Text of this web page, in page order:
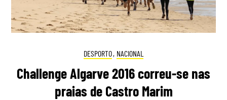
DESPORTO, NACIONAL
Challenge Algarve 2016 correu-se nas
praias de Castro Marim